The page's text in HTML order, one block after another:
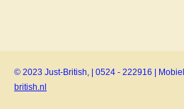
© 2023 Just-British, | 0524 - 222916 |
british.nl